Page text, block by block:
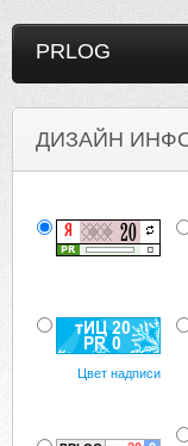
PRLOG
ДИЗАЙН
Цвет надписи